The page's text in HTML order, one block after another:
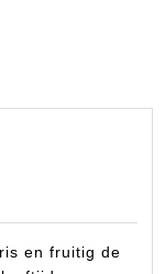
en fruitig de